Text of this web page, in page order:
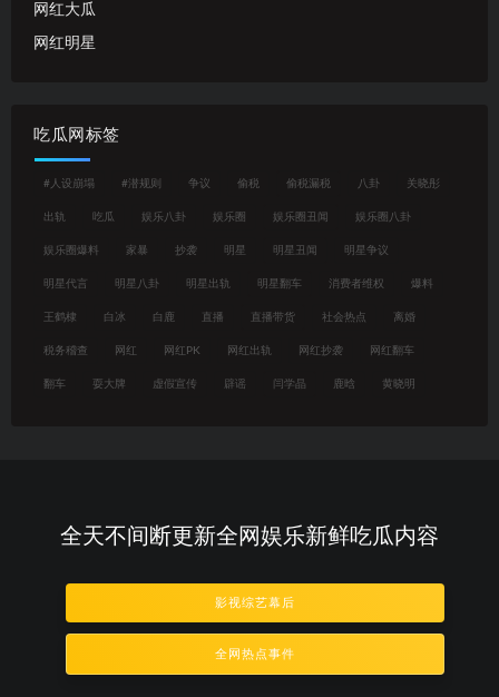
网红大瓜
网红明星
吃瓜网标签
#人设崩塌 #潜规则 争议 偷税 偷税漏税 八卦 关晓彤
出轨 吃瓜 娱乐八卦 娱乐圈 娱乐圈丑闻 娱乐圈八卦
娱乐圈爆料 家暴 抄袭 明星 明星丑闻 明星争议
明星代言 明星八卦 明星出轨 明星翻车 消费者维权 爆料
王鹤棣 白冰 白鹿 直播 直播带货 社会热点 离婚
税务稽查 网红 网红PK 网红出轨 网红抄袭 网红翻车
翻车 耍大牌 虚假宣传 辟谣 闫学晶 鹿晗 黄晓明
全天不间断更新全网娱乐新鲜吃瓜内容
影视综艺幕后
全网热点事件